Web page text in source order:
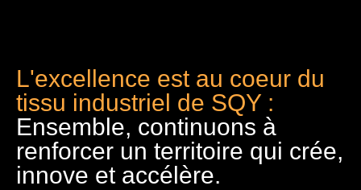
L'excellence est au coeur du
tissu industriel de SQY :
Ensemble, continuons à
renforcer un territoire qui crée,
innove et accélère.